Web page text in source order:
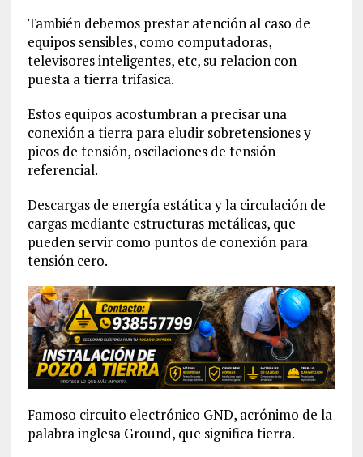
También debemos prestar atención al caso de
equipos sensibles, como computadoras,
televisores inteligentes, etc, su relacion con
puesta a tierra trifasica.
Estos equipos acostumbran a precisar una
conexión a tierra para eludir sobretensiones y
picos de tensión, oscilaciones de tensión
referencial.
Descargas de energía estática y la circulación de
cargas mediante estructuras metálicas, que
pueden servir como puntos de conexión para
tensión cero.
Famoso circuito electrónico GND, acrónimo de la
palabra inglesa Ground, que significa tierra.